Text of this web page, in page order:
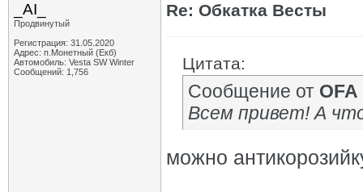
_AI_
Продвинутый
Регистрация: 31.05.2020
Адрес: п.Монетный (Екб)
Автомобиль: Vesta SW Winter
Сообщений: 1,756
Re: Обкатка Весты
Цитата:
Сообщение от OFA
Всем привет! А
можно